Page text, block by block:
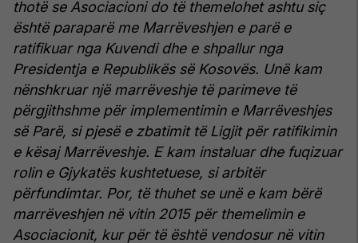
thotë se Asociacioni do të themelohet ashtu siç
është paraparë me Marrëveshjen e parë e
ratifikuar nga Kuvendi dhe e shpallur nga
Presidentja e Republikës së Kosovës. Unë kam
nënshkruar një marrëveshje të parimeve të
përgjithshme për implementimin e Marrëveshjes
së Parë, si pjesë e zbatimit të Ligjit për ratifikimin
e kësaj Marrëveshje. E kam instaluar dhe fuqizuar
rolin e Gjykatës kushtetuese, si arbitër
përfundimtar. Por, të thuhet se unë e kam bërë
marrëveshjen në vitin 2015 për themelimin e
Asociacionit, kur për të është vendosur në vitin